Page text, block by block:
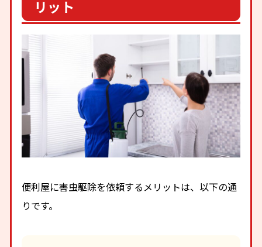
リット
便利屋に害虫駆除を依頼するメリットは、以下の通
りです。